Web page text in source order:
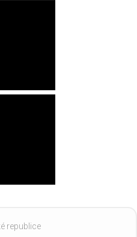
republice